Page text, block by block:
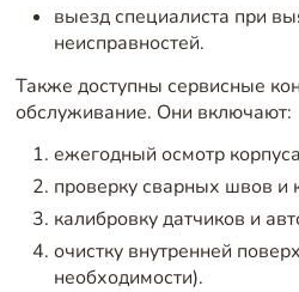
выезд специалиста при
неисправностей.
Также доступны сервисные
обслуживание. Они включают:
ежегодный осмотр
проверку сварных швов и
калибровку датчиков и
очистку внутренней
необходимости).